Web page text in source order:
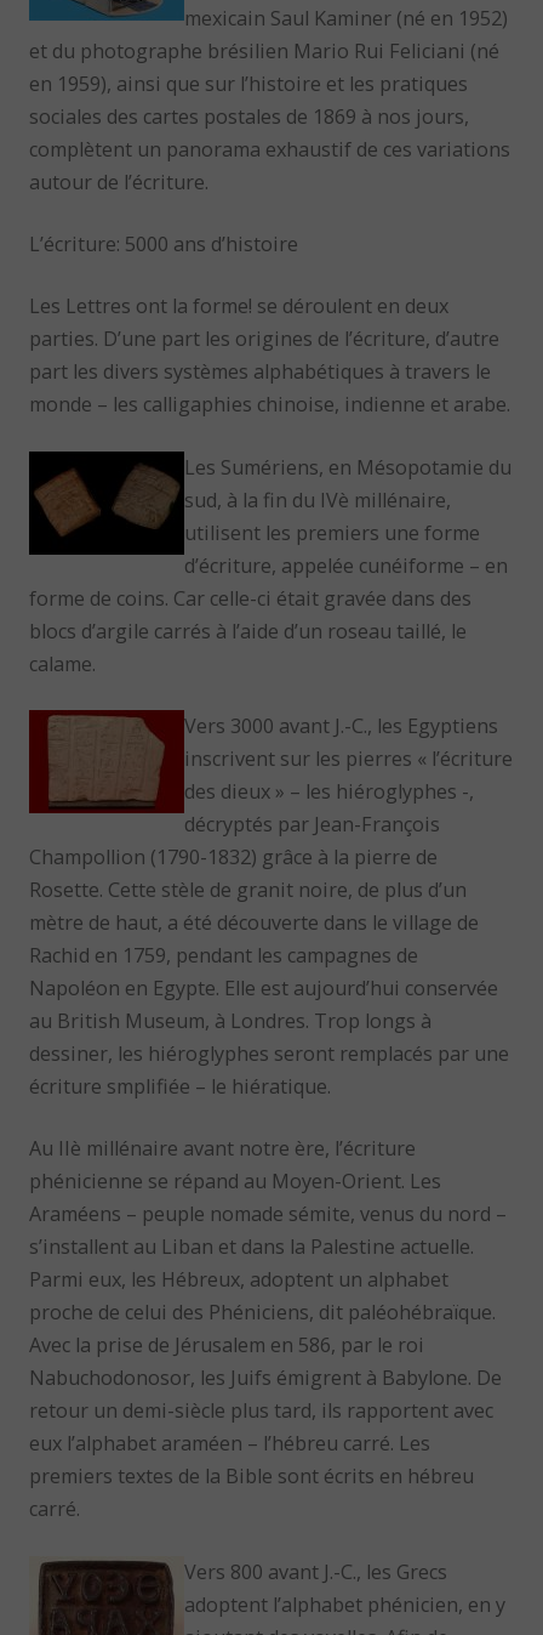
mexicain Saul Kaminer (né en 1952)
et du photographe brésilien Mario Rui Feliciani (né
en 1959), ainsi que sur l’histoire et les pratiques
sociales des cartes postales de 1869 à nos jours,
complètent un panorama exhaustif de ces variations
autour de l’écriture.
L’écriture: 5000 ans d’histoire
Les Lettres ont la forme! se déroulent en deux
parties. D’une part les origines de l’écriture, d’autre
part les divers systèmes alphabétiques à travers le
monde – les calligaphies chinoise, indienne et arabe.
Les Sumériens, en Mésopotamie du
sud, à la fin du IVè millénaire,
utilisent les premiers une forme
d’écriture, appelée cunéiforme – en
forme de coins. Car celle-ci était gravée dans des
blocs d’argile carrés à l’aide d’un roseau taillé, le
calame.
Vers 3000 avant J.-C., les Egyptiens
inscrivent sur les pierres « l’écriture
des dieux » – les hiéroglyphes -,
décryptés par Jean-François
Champollion (1790-1832) grâce à la pierre de
Rosette. Cette stèle de granit noire, de plus d’un
mètre de haut, a été découverte dans le village de
Rachid en 1759, pendant les campagnes de
Napoléon en Egypte. Elle est aujourd’hui conservée
au British Museum, à Londres. Trop longs à
dessiner, les hiéroglyphes seront remplacés par une
écriture smplifiée – le hiératique.
Au IIè millénaire avant notre ère, l’écriture
phénicienne se répand au Moyen-Orient. Les
Araméens – peuple nomade sémite, venus du nord –
s’installent au Liban et dans la Palestine actuelle.
Parmi eux, les Hébreux, adoptent un alphabet
proche de celui des Phéniciens, dit paléohébraïque.
Avec la prise de Jérusalem en 586, par le roi
Nabuchodonosor, les Juifs émigrent à Babylone. De
retour un demi-siècle plus tard, ils rapportent avec
eux l’alphabet araméen – l’hébreu carré. Les
premiers textes de la Bible sont écrits en hébreu
carré.
Vers 800 avant J.-C., les Grecs
adoptent l’alphabet phénicien, en y